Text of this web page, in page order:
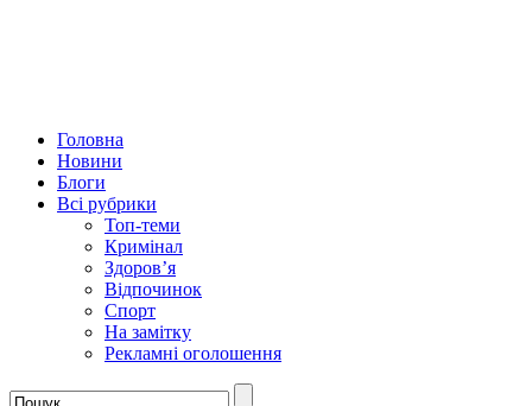
Головна
Новини
Блоги
Всі рубрики
Топ-теми
Кримінал
Здоров’я
Відпочинок
Спорт
На замітку
Рекламні оголошення